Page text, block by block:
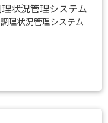
調理状況管理システム